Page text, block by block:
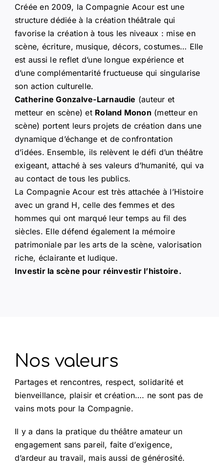
Créée en 2009, la Compagnie Acour est une
structure dédiée à la création théâtrale qui
favorise la création à tous les niveaux : mise en
scène, écriture, musique, décors, costumes… Elle
est aussi le reflet d’une longue expérience et
d’une complémentarité fructueuse qui singularise
son action culturelle.
Catherine Gonzalve-Larnaudie (auteur et
metteur en scène) et Roland Monon (metteur en
scène) portent leurs projets de création dans une
dynamique d’échange et de confrontation
d’idées. Ensemble, ils relèvent le défi d’un théâtre
exigeant, attaché à ses valeurs d’humanité, qui va
au contact de tous les publics.
La Compagnie Acour est très attachée à l’Histoire
avec un grand H, celle des femmes et des
hommes qui ont marqué leur temps au fil des
siècles. Elle défend également la mémoire
patrimoniale par les arts de la scène, valorisation
riche, éclairante et ludique.
Investir la scène pour réinvestir l’histoire.
Nos valeurs
Partages et rencontres, respect, solidarité et
bienveillance, plaisir et création…. ne sont pas de
vains mots pour la Compagnie.
Il y a dans la pratique du théâtre amateur un
engagement sans pareil, faite d’exigence,
d’ardeur au travail, mais aussi de générosité.